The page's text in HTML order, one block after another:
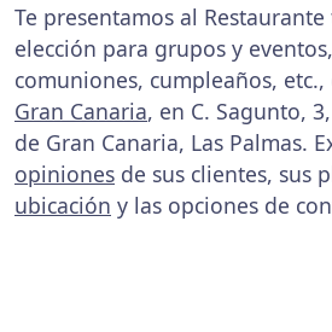
Te presentamos al
elección para grupos y
comuniones, cumpleaños, etc.,
Gran Canaria, en C. Sagunto,
de Gran Canaria, Las Palmas.
opiniones de sus clientes, sus
ubicación y las opciones de